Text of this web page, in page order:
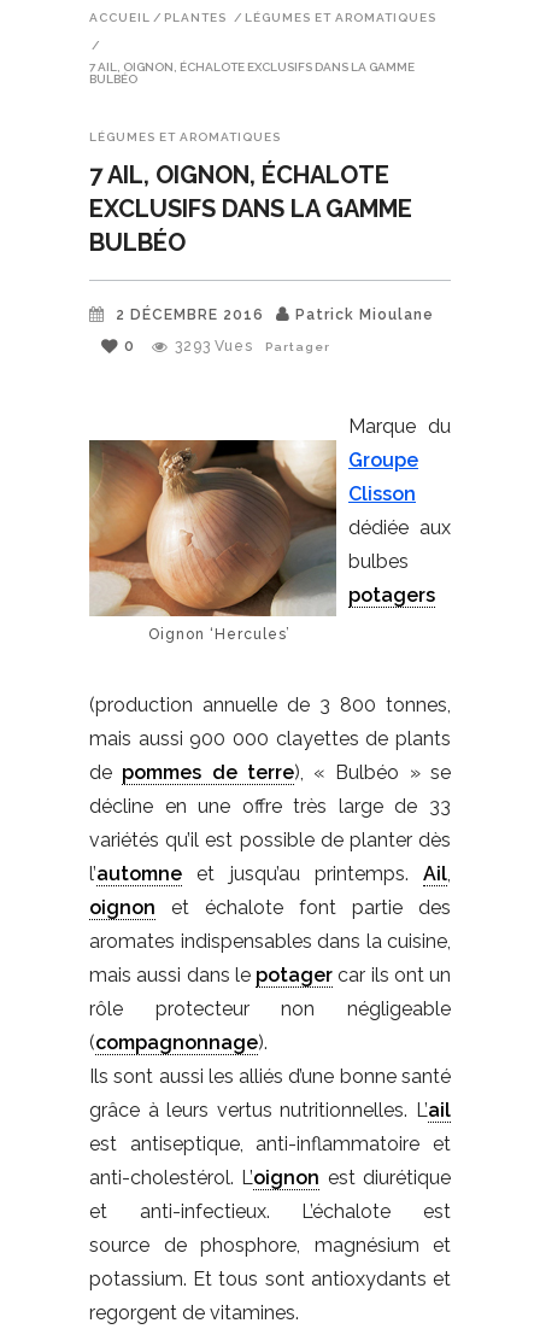
ACCUEIL / PLANTES / LÉGUMES ET AROMATIQUES
/
7 AIL, OIGNON, ÉCHALOTE EXCLUSIFS DANS LA GAMME
BULBÉO
LÉGUMES ET AROMATIQUES
7 AIL, OIGNON, ÉCHALOTE
EXCLUSIFS DANS LA GAMME
BULBÉO
2 DÉCEMBRE 2016
Patrick Mioulane
0
3293 Vues Partager
Oignon ‘Hercules’
Marque du
Groupe
Clisson
dédiée aux
bulbes
potagers
(production annuelle de 3 800 tonnes,
mais aussi 900 000 clayettes de plants
de pommes de terre), « Bulbéo » se
décline en une offre très large de 33
variétés qu’il est possible de planter dès
l’automne et jusqu’au printemps. Ail
oignon et échalote font partie des
aromates indispensables dans la cuisine,
mais aussi dans le potager car ils ont un
rôle protecteur non négligeable
(compagnonnage).
Ils sont aussi les alliés d’une bonne santé
grâce à leurs vertus nutritionnelles. L’ail
est antiseptique, anti-inflammatoire et
anti-cholestérol. L’oignon est diurétique
et anti-infectieux. L’échalote est
source de phosphore, magnésium et
potassium. Et tous sont antioxydants et
regorgent de vitamines.